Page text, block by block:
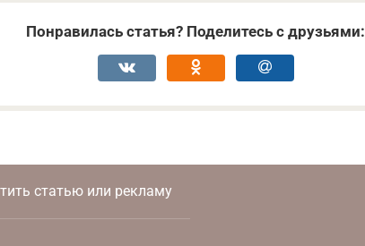
Понравилась статья? Поделитесь с друзьями:
статью или рекламу